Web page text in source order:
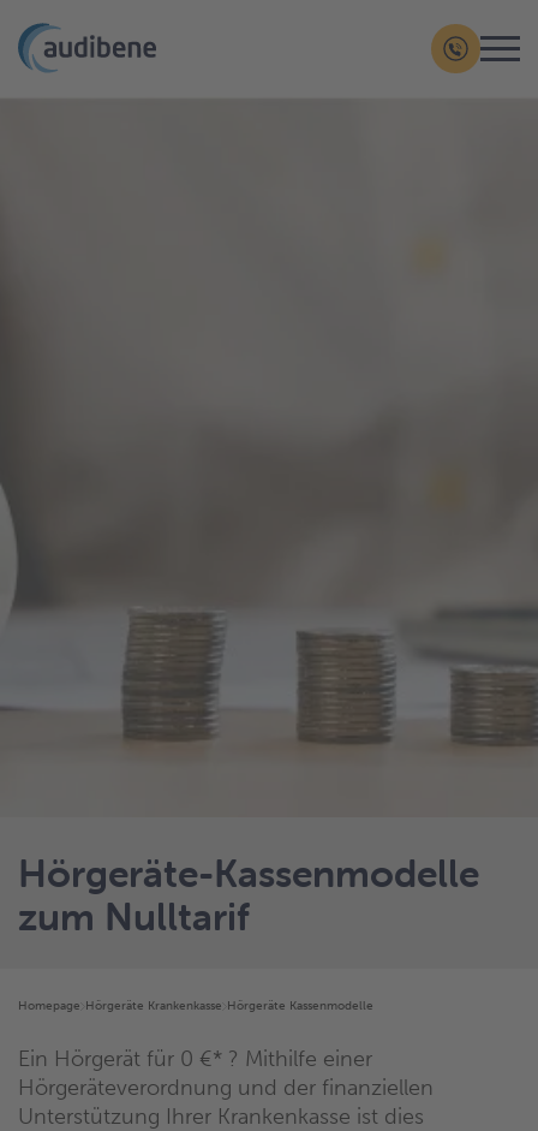
Hörgeräte-Kassenmodelle
zum Nulltarif
Homepage Hörgeräte Krankenkasse Hörgeräte Kassenmodelle
Ein Hörgerät für 0 €* ? Mithilfe einer
Hörgeräteverordnung und der finanziellen
Unterstützung Ihrer Krankenkasse ist dies